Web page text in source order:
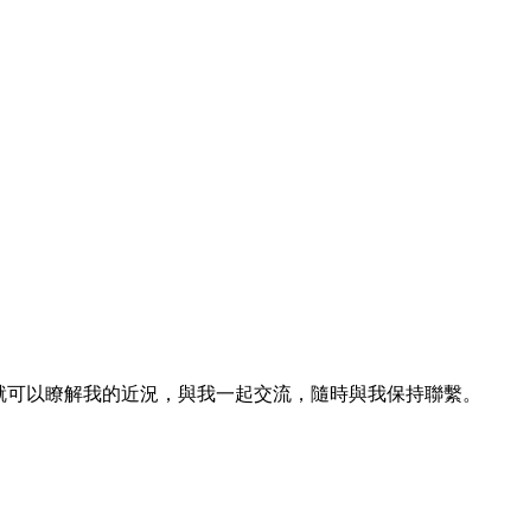
以瞭解我的近況，與我一起交流，隨時與我保持聯繫。